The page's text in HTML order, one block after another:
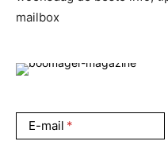
mailbox
E-mail